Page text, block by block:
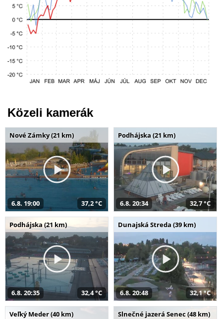
Közeli kamerák
Nové Zámky (21 km)
6.8. 19:00 37,2 °C
Podhájska (21 km)
6.8. 20:34 32,7 °C
Podhájska (21 km)
6.8. 20:35 32,4 °C
Dunajská Streda (39 km)
6.8. 20:48 32,1 °C
Veľký Meder (40 km) Slnečné jazerá Senec (48 km)